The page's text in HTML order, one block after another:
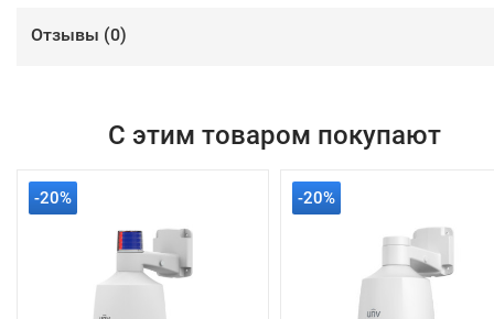
Отзывы (0)
С этим товаром покупают
-20% -20%